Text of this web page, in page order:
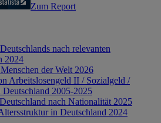
Zum Report
nach relevanten
2024
der Welt 2026
Arbeitslosengeld II / Sozialgeld /
2005-2025
nach Nationalität 2025
in Deutschland 2024